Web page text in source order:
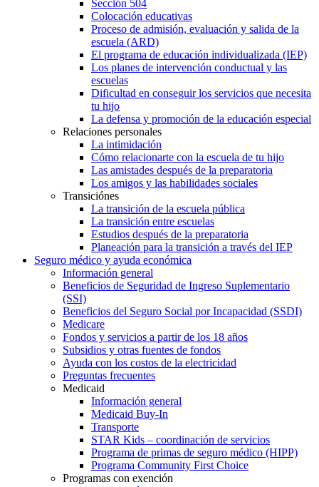
Sección 504
Colocación educativas
Proceso de admisión, evaluación y salida de la
escuela (ARD)
El programa de educación individualizada (IEP)
Los planes de intervención conductual y las
escuelas
Dificultad en conseguir los servicios que necesita
tu hijo
La defensa y promoción de la educación especial
Relaciones personales
La intimidación
Cómo relacionarte con la escuela de tu hijo
Las amistades después de la preparatoria
Los amigos y las habilidades sociales
Transiciónes
La transición de la escuela pública
La transición entre escuelas
Estudios después de la preparatoria
Planeación para la transición a través del IEP
Seguro médico y ayuda económica
Información general
Beneficios de Seguridad de Ingreso Suplementario
(SSI)
Beneficios del Seguro Social por Incapacidad (SSDI)
Medicare
Fondos y servicios a partir de los 18 años
Subsidios y otras fuentes de fondos
Ayuda con los costos de la electricidad
Preguntas frecuentes
Medicaid
Información general
Medicaid Buy-In
Transporte
STAR Kids – coordinación de servicios
Programa de primas de seguro médico (HIPP)
Programa Community First Choice
Programas con exención